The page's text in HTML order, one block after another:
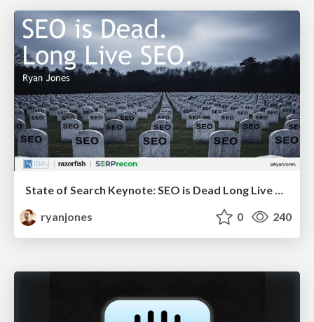
State of Search Keynote: SEO is Dead Long Live SEO
ryanjones
0 240